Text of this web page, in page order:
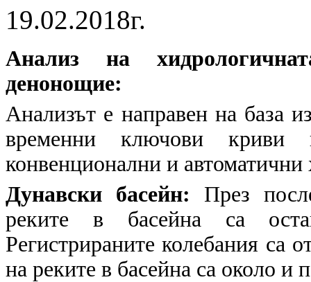
19.02.2018г.
Анализ на
денонощие:
Анализът е направен на база
временни ключови криви
конвенционални и
Дунавски басейн: През
реките в басейна са
Регистрираните колебания са
на реките в басейна са около и